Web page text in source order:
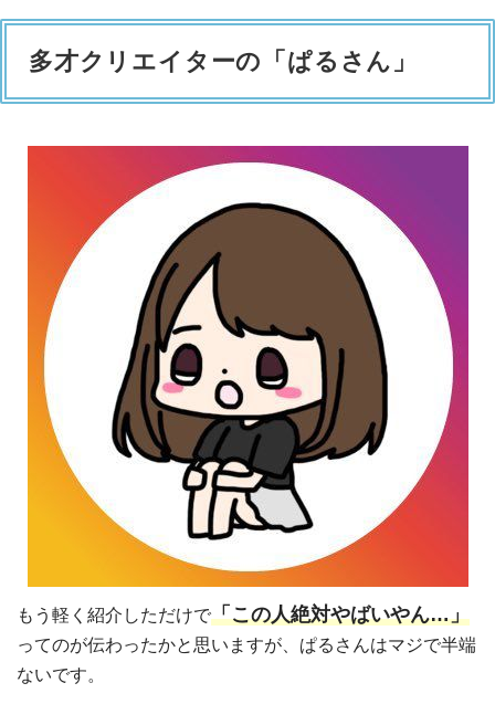
多才クリエイターの「ぱるさん」
もう軽く紹介しただけで「この人絶対やばいやん…」
ってのが伝わったかと思いますが、ぱるさんはマジで半端
ないです。